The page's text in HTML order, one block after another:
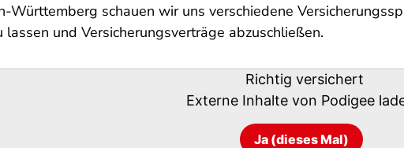
Württemberg schauen wir uns verschiedene
und Versicherungsverträge abzuschließen.
Richtig versichert
Externe Inhalte von Podigee
Ja (dieses Mal)